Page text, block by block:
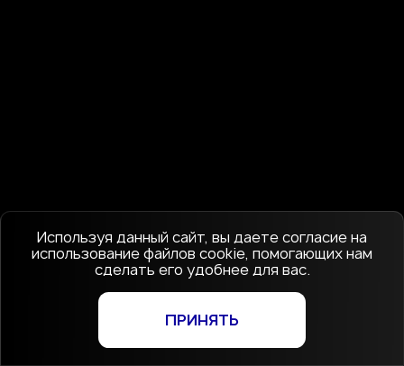
Используя данный сайт, вы даете согласие на
использование файлов cookie, помогающих нам
сделать его удобнее для вас.
ПРИНЯТЬ